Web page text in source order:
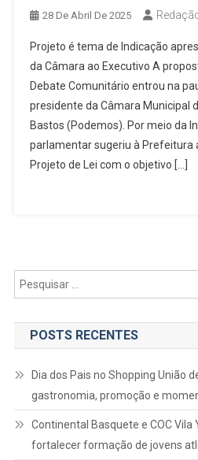
28 De Abril De 2025
Projeto é tema de Indicação
da Câmara ao Executivo A
Debate Comunitário entrou na
presidente da Câmara Municipal
Bastos (Podemos). Por meio da
parlamentar sugeriu à Prefeitura
Projeto de Lei com o objetivo […]
POSTS RECENTES
Dia dos Pais no Shopping União
gastronomia, promoção e
Continental Basquete e COC
fortalecer formação de jovens